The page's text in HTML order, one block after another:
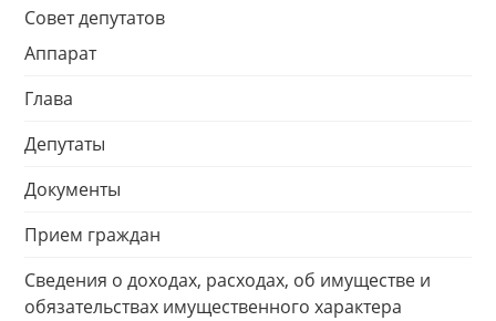
Совет депутатов
Аппарат
Глава
Депутаты
Документы
Прием граждан
Сведения о доходах, расходах, об имуществе и
обязательствах имущественного характера